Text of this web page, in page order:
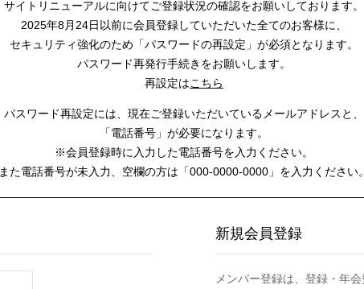
サイトリニューアルに向けてご登録状況の確認をお願いしております。
2025年8月24日以前に会員登録していただいた全てのお客様に、
セキュリティ強化のため「パスワードの再設定」が必須となります。
パスワード再発行手続きをお願いします。
再設定はこちら
パスワード再設定には、 現在ご登録いただいているメールアドレスと、
「電話番号」が必要になります。
※会員登録時に入力した電話番号を入力ください。
また電話番号が未入力、空欄の方は 「000-0000-0000」を入力ください。
新規会員登録
メンバー登録は、登録・年会